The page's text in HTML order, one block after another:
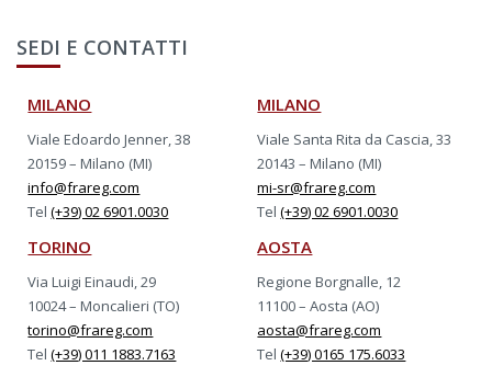
SEDI E CONTATTI
MILANO
Viale Edoardo Jenner, 38
20159 – Milano (MI)
info@frareg.com
Tel(+39) 02 6901.0030
MILANO
Viale Santa Rita da Cascia, 33
20143 – Milano (MI)
mi-sr@frareg.com
Tel(+39) 02 6901.0030
TORINO
Via Luigi Einaudi, 29
10024 – Moncalieri (TO)
torino@frareg.com
Tel(+39) 011 1883.7163
AOSTA
Regione Borgnalle, 12
11100 – Aosta (AO)
aosta@frareg.com
Tel(+39) 0165 175.6033